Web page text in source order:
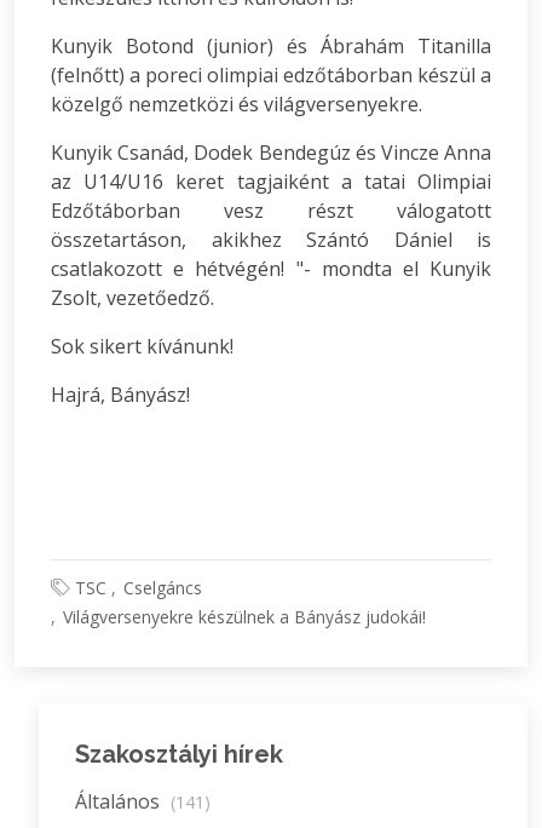
Kunyik Botond (junior) és Ábrahám Titanilla
(felnőtt) a poreci olimpiai edzőtáborban készül a
közelgő nemzetközi és világversenyekre.
Kunyik Csanád, Dodek Bendegúz és Vincze Anna
az U14/U16 keret tagjaiként a tatai Olimpiai
Edzőtáborban vesz részt válogatott
összetartáson, akikhez Szántó Dániel is
csatlakozott e hétvégén! "- mondta el Kunyik
Zsolt, vezetőedző.
Sok sikert kívánunk!
Hajrá, Bányász!
TSC
Cselgáncs
Világversenyekre készülnek a Bányász judokái!
Szakosztályi hírek
Általános (141)